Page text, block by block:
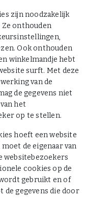
zijn noodzakelijk
Ze onthouden
Ook onthouden
winkelmandje hebt
surft. Met deze
van de
de gegevens niet
het
op te stellen.
hoeft een website
de eigenaar van
websitebezoekers
cookies op de
gebruikt en of
de gegevens die door